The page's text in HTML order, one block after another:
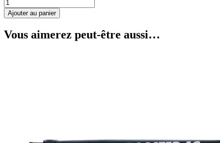
Ajouter au panier
Vous aimerez peut-être aussi…